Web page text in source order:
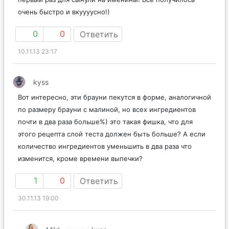
очень быстро и вкуууусно!)
0 0 Ответить
10.11.13 23:17
kyss
Вот интересно, эти брауни пекутся в форме, аналогичной
по размеру брауни с малиной, но всех ингредиентов
почти в два раза больше%) это такая фишка, что для
этого рецепта слой теста должен быть больше? А если
количество ингредиентов уменьшить в два раза что
изменится, кроме времени выпечки?
1 0 Ответить
30.11.13 19:00